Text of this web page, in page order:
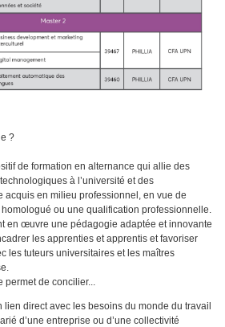
?
de formation en alternance qui allie des
à l’université et des
acquis en milieu professionnel, en vue de
ou une qualification professionnelle.
en œuvre une pédagogie adaptée et innovante
les apprenties et apprentis et favoriser
les tuteurs universitaires et les maîtres
permet de concilier...
direct avec les besoins du monde du travail
d’une entreprise ou d’une collectivité